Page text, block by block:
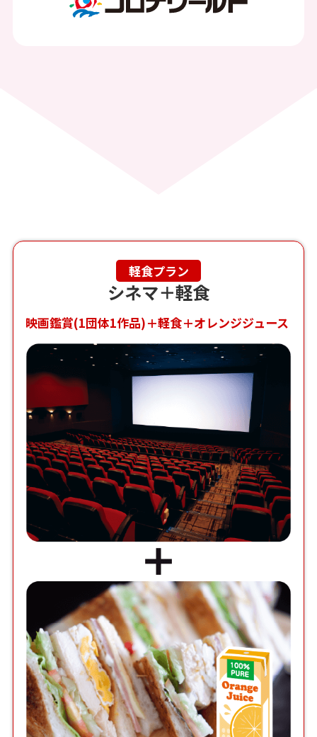
軽食プラン
シネマ＋軽食
映画鑑賞(1団体1作品)＋軽食＋オレンジジュース